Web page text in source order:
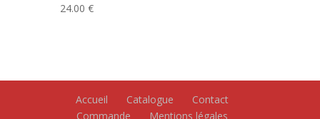
24.00 €
Accueil Catalogue
Contact
Commande
Mentions légales